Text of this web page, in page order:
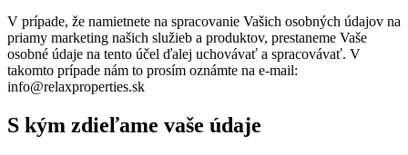
V prípade, že namietnete na spracovanie Vašich osobných údajov na
priamy marketing našich služieb a produktov, prestaneme Vaše
osobné údaje na tento účel ďalej uchovávať a spracovávať. V
takomto prípade nám to prosím oznámte na e-mail:
info@relaxproperties.sk
S kým zdieľame vaše údaje